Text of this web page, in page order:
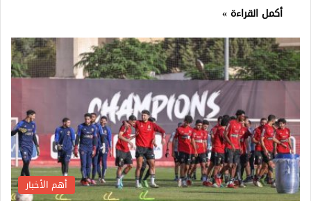
أكمل القراءة »
أهم الأخبار